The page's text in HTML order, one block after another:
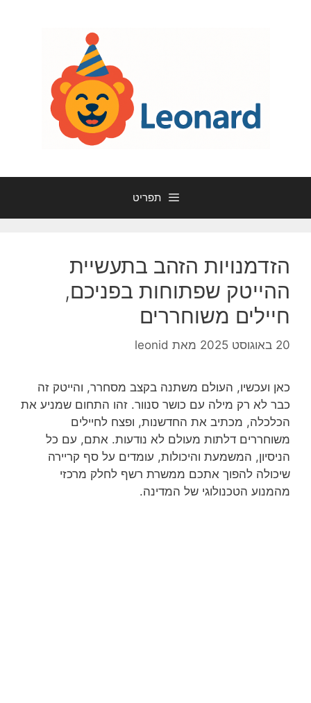
תפריט
הזדמנויות הזהב בתעשיית
ההייטק שפתוחות בפניכם,
חיילים משוחררים
20 באוגוסט 2025 מאת leonid
כאן ועכשיו, העולם משתנה בקצב מסחרר, והייטק זה
כבר לא רק מילה עם כושר סנוור. זהו התחום שמניע את
הכלכלה, מכתיב את החדשנות, ופצח לחיילים
משוחררים דלתות מעולם לא נודעות. אתם, עם כל
הניסיון, המשמעת והיכולות, עומדים על סף קריירה
שיכולה להפוך אתכם ממשרת רשף לחלק מרכזי
מהמנוע הטכנולוגי של המדינה.